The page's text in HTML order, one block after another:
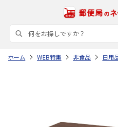
ホーム WEB特集 非食品 日用